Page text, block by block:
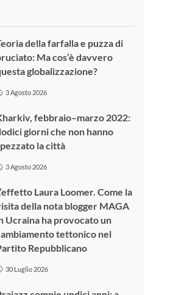
della farfalla e puzza di
Ma cos’è davvero
globalizzazione?
3 Agosto 2026
febbraio–marzo 2022:
giorni che non hanno
la città
3 Agosto 2026
Laura Loomer. Come la
della nota blogger MAGA
Ucraina ha provocato un
tettonico nel
Repubblicano
30 Luglio 2026